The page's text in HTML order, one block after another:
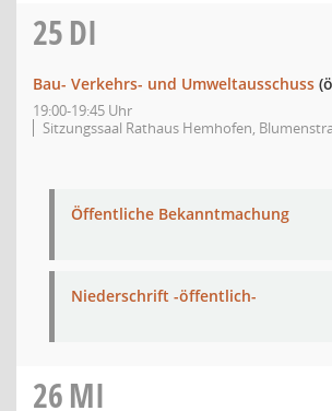
25DI
Bau- Verkehrs- und Umweltausschuss
19:00-19:45 Uhr
Sitzungssaal Rathaus Hemhofen,
Öffentliche Bekanntmachung
Niederschrift -öffentlich-
26MI